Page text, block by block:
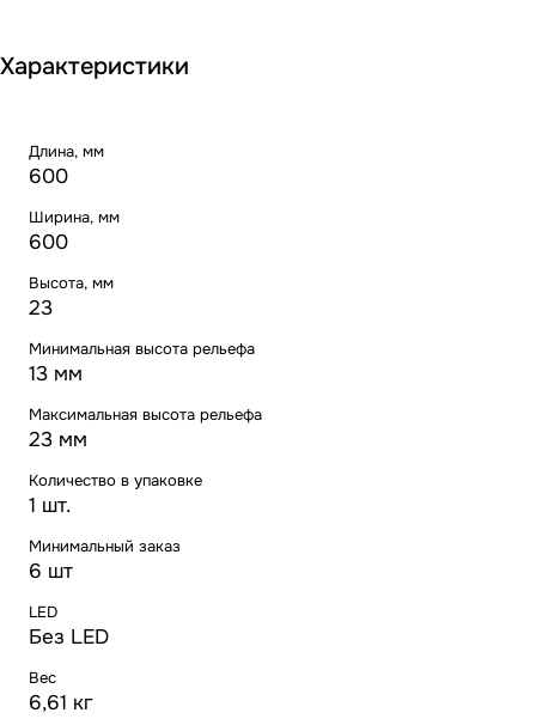
Характеристики
Длина, мм
600
Ширина, мм
600
Высота, мм
23
Минимальная высота рельефа
13 мм
Максимальная высота рельефа
23 мм
Количество в упаковке
1 шт.
Минимальный заказ
6 шт
LED
Без LED
Вес
6,61 кг